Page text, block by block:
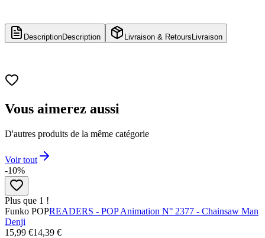
DescriptionDescription Livraison & Retours Livraison
Vous aimerez aussi
D'autres produits de la même catégorie
Voir tout
-10%
Plus que 1 !
Funko POPREADERS - POP Animation N° 2377 - Chainsaw Man
Denji
15,99 €14,39 €